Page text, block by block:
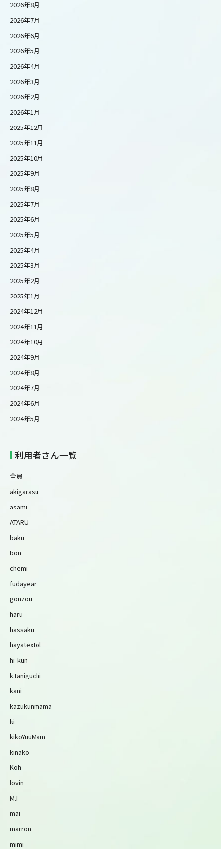
2026年8月
2026年7月
2026年6月
2026年5月
2026年4月
2026年3月
2026年2月
2026年1月
2025年12月
2025年11月
2025年10月
2025年9月
2025年8月
2025年7月
2025年6月
2025年5月
2025年4月
2025年3月
2025年2月
2025年1月
2024年12月
2024年11月
2024年10月
2024年9月
2024年8月
2024年7月
2024年6月
2024年5月
利用者さん一覧
全員
akigarasu
asami
ATARU
baku
bon
chemi
fudayear
gonzou
haru
hassaku
hayatextol
hi-kun
k.taniguchi
kani
kazukunmama
ki
kikoYuuMam
kinako
Koh
lovin
M.I
mai
marron
mimi